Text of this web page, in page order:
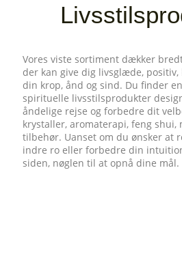
Vores viste sortiment dækker
der kan give dig livsglæde,
din krop, ånd og sind. Du finder
spirituelle livsstilsprodukter
åndelige rejse og forbedre dit
krystaller, aromaterapi, feng shui,
tilbehør. Uanset om du ønsker at
indre ro eller forbedre din
siden, nøglen til at opnå dine mål.